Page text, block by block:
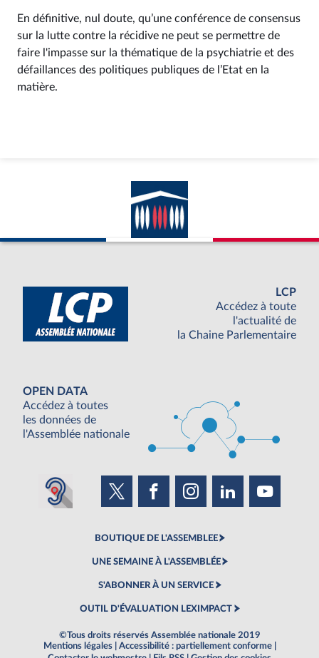
En définitive, nul doute, qu’une conférence de consensus
sur la lutte contre la récidive ne peut se permettre de
faire l'impasse sur la thématique de la psychiatrie et des
défaillances des politiques publiques de l’Etat en la
matière.
LCP
Accédez à toute
l'actualité de
la Chaine Parlementaire
OPEN DATA
Accédez à toutes
les données de
l'Assemblée nationale
BOUTIQUE DE L'ASSEMBLEE
UNE SEMAINE À L'ASSEMBLÉE
S'ABONNER À UN SERVICE
OUTIL D'ÉVALUATION LEXIMPACT
©Tous droits réservés Assemblée nationale 2019
Mentions légales
Accessibilité : partiellement conforme